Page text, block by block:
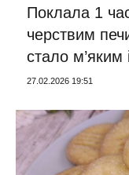
Поклала 1
черствим
стало м’яким
27.02.2026 19:51